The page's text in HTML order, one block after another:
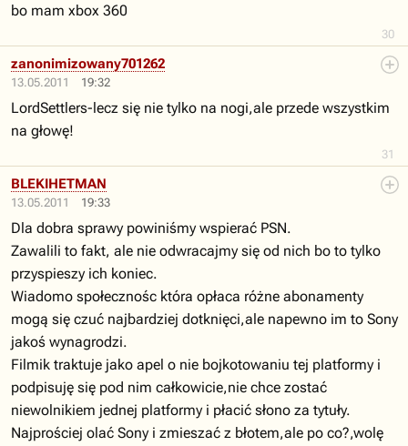
30
bo mam xbox 360
13.05.2011 19:32
31
zanonimizowany701262
LordSettlers-lecz się nie tylko na nogi,ale przede wszystkim
na głowę!
13.05.2011 19:33
BLEKIHETMAN
Dla dobra sprawy powiniśmy wspierać PSN.
Zawalili to fakt, ale nie odwracajmy się od nich bo to tylko
przyspieszy ich koniec.
Wiadomo społecznośc która opłaca różne abonamenty
mogą się czuć najbardziej dotknięci,ale napewno im to Sony
jakoś wynagrodzi.
Filmik traktuje jako apel o nie bojkotowaniu tej platformy i
podpisuję się pod nim całkowicie,nie chce zostać
niewolnikiem jednej platformy i płacić słono za tytuły.
Najprościej olać Sony i zmieszać z błotem,ale po co?,wolę